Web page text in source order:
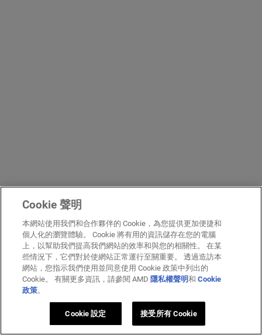
Cookie 聲明
本網站使用我們和合作夥伴的 Cookie，為您提供更加便捷和
個人化的瀏覽體驗。 Cookie 將有用的資訊儲存在您的電腦
上，以幫助我們提高我們網站的效率和與您的相關性。 在某
些情況下，它們對於使網站正常運行至關重要。 透過造訪本
網站，您指示我們使用並同意使用 Cookie 政策中列出的
Cookie。 有關更多資訊，請參閱 AMD 隱私權聲明和Cookie
政策。
Cookie 設定 接受所有 Cookie